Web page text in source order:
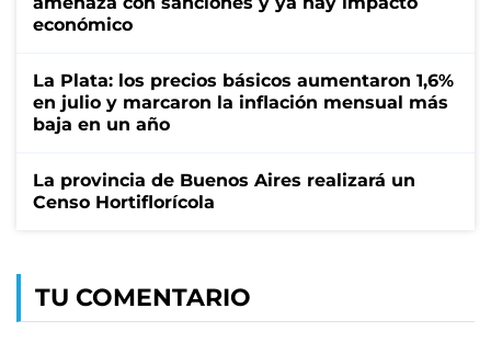
económico
La Plata: los precios básicos aumentaron 1,6%
en julio y marcaron la inflación mensual más
baja en un año
La provincia de Buenos Aires realizará un
Censo Hortiflorícola
TU COMENTARIO